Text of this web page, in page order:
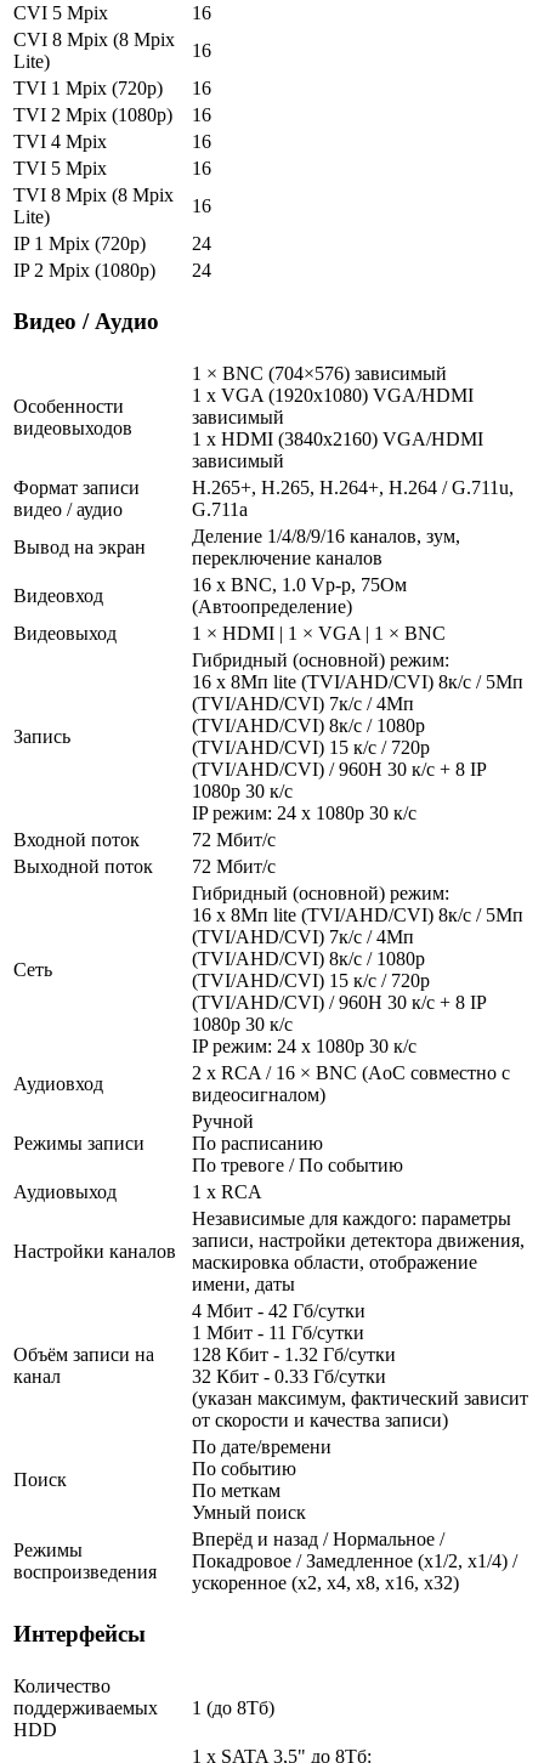
CVI 5 Mpix
16
CVI 8 Mpix (8 Mpix
Lite)
16
TVI 1 Mpix (720p)
16
TVI 2 Mpix (1080p)
16
TVI 4 Mpix
16
TVI 5 Mpix
16
TVI 8 Mpix (8 Mpix
Lite)
16
IP 1 Mpix (720p)
24
IP 2 Mpix (1080p)
24
Видео / Аудио
Особенности
видеовыходов
1 × BNC (704×576) зависимый
1 x VGA (1920x1080) VGA/HDMI
зависимый
1 x HDMI (3840x2160) VGA/HDMI
зависимый
Формат записи
видео / аудио
H.265+, H.265, H.264+, H.264 / G.711u,
G.711a
Вывод на экран
Деление 1/4/8/9/16 каналов, зум,
переключение каналов
Видеовход
16 x BNC, 1.0 Vp-p, 75Ом
(Автоопределение)
Видеовыход
1 × HDMI | 1 × VGA | 1 × BNC
Запись
Гибридный (основной) режим:
16 x 8Мп lite (TVI/AHD/CVI) 8к/с / 5Мп
(TVI/AHD/CVI) 7к/с / 4Мп
(TVI/AHD/CVI) 8к/с / 1080р
(TVI/AHD/CVI) 15 к/с / 720р
(TVI/AHD/CVI) / 960H 30 к/с + 8 IP
1080p 30 к/с
IP режим: 24 х 1080p 30 к/с
Входной поток
72 Мбит/с
Выходной поток
72 Мбит/с
Сеть
Гибридный (основной) режим:
16 x 8Мп lite (TVI/AHD/CVI) 8к/с / 5Мп
(TVI/AHD/CVI) 7к/с / 4Мп
(TVI/AHD/CVI) 8к/с / 1080р
(TVI/AHD/CVI) 15 к/с / 720р
(TVI/AHD/CVI) / 960H 30 к/с + 8 IP
1080p 30 к/с
IP режим: 24 х 1080p 30 к/с
Аудиовход
2 x RCA / 16 × BNC (AoC совместно с
видеосигналом)
Режимы записи
Ручной
По расписанию
По тревоге / По событию
Аудиовыход
1 x RCA
Настройки каналов
Независимые для каждого: параметры
записи, настройки детектора движения,
маскировка области, отображение
имени, даты
Объём записи на
канал
4 Мбит - 42 Гб/сутки
1 Мбит - 11 Гб/сутки
128 Кбит - 1.32 Гб/сутки
32 Кбит - 0.33 Гб/сутки
(указан максимум, фактический зависит
от скорости и качества записи)
Поиск
По дате/времени
По событию
По меткам
Умный поиск
Режимы
воспроизведения
Вперёд и назад / Нормальное /
Покадровое / Замедленное (х1/2, х1/4) /
ускоренное (х2, х4, х8, х16, х32)
Интерфейсы
Количество
поддерживаемых
HDD
1 (до 8Тб)
1 x SATA 3,5" до 8Тб: